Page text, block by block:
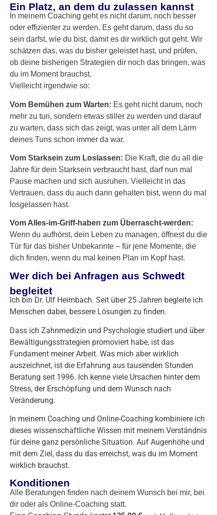
Ein Platz, an dem du zulassen kannst
In meinem Coaching geht es nicht darum, noch besser
oder effizienter zu werden. Es geht darum, dass du so
sein darfst, wie du bist, damit es dir wirklich gut geht. Wir
schätzen das, was du bisher geleistet hast, und prüfen,
ob deine bisherigen Strategien dir noch das bringen, was
du im Moment brauchst.
Vielleicht irgendwie so:
Vom Bemühen zum Warten: Es geht nicht darum, noch
mehr zu tun, sondern etwas stiller zu werden und darauf
zu warten, dass sich das zeigt, was unter all dem Lärm
deines Tuns schon immer da war.
Vom Starksein zum Loslassen: Die Kraft, die du all die
Jahre für dein Starksein verbraucht hast, darf nun mal
Pause machen und sich ausruhen. Vielleicht in das
Vertrauen, dass du auch dann gehalten bist, wenn du mal
losgelassen hast.
Vom Alles-im-Griff-haben zum Überrascht-werden:
Wenn du aufhörst, dein Leben zu managen, öffnest du die
Tür für das bisher Unbekannte – für jene Momente, die
dich finden, wenn du mal keinen Plan im Kopf hast.
Wer dich bei Anfragen aus Schwedt
begleitet
Ich bin Dr. Ulf Heimbach. Seit über 25 Jahren begleite ich
Menschen dabei, bessere Lösungen zu finden.
Dass ich Zahnmedizin und Psychologie studiert und über
Bewältigungsstrategien promoviert habe, ist das
Fundament meiner Arbeit. Was mich aber wirklich
auszeichnet, ist die Erfahrung aus tausenden Stunden
Beratung seit 1996. Ich kenne viele Ursachen hinter dem
Stress, der Erschöpfung und dem Wunsch nach
Veränderung.
In meinem Coaching und Online-Coaching kombiniere ich
dieses wissenschaftliche Wissen mit meinem Verständnis
für deine ganz persönliche Situation. Auf Augenhöhe und
mit dem Ziel, dass du das erreichst, was du im Moment
wirklich brauchst.
Konditionen
Alle Beratungen finden nach deinem Wunsch bei mir, bei
dir oder als Online-Coaching statt.